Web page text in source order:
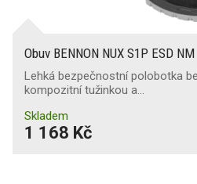
Obuv BENNON NUX S1P ESD NM
Lehká bezpečnostní polobotka
kompozitní tužinkou a…
Skladem
1 168 Kč